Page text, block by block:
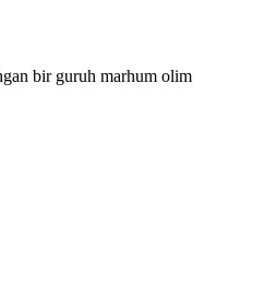
bir guruh marhum olim